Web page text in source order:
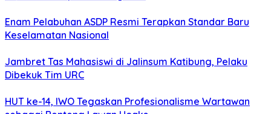
Enam Pelabuhan ASDP Resmi Terapkan Standar Baru
Keselamatan Nasional
Jambret Tas Mahasiswi di Jalinsum Katibung, Pelaku
Dibekuk Tim URC
HUT ke-14, IWO Tegaskan Profesionalisme Wartawan